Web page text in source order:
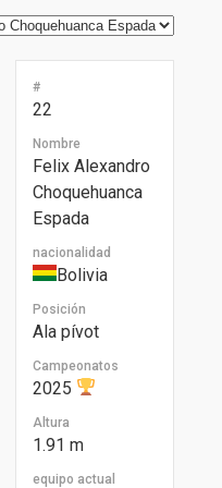
#
22
Nombre
Felix Alexandro
Choquehuanca
Espada
nacionalidad
Bolivia
Posición
Ala pívot
Campeonatos
2025
Altura
1.91 m
equipo actual